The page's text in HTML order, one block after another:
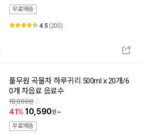
무료배송
4.5 (200)
풀무원 곡물차 하루귀리 500ml x 20개/6
0개 차음료 음료수
18,000
41 10,590
~
무료배송